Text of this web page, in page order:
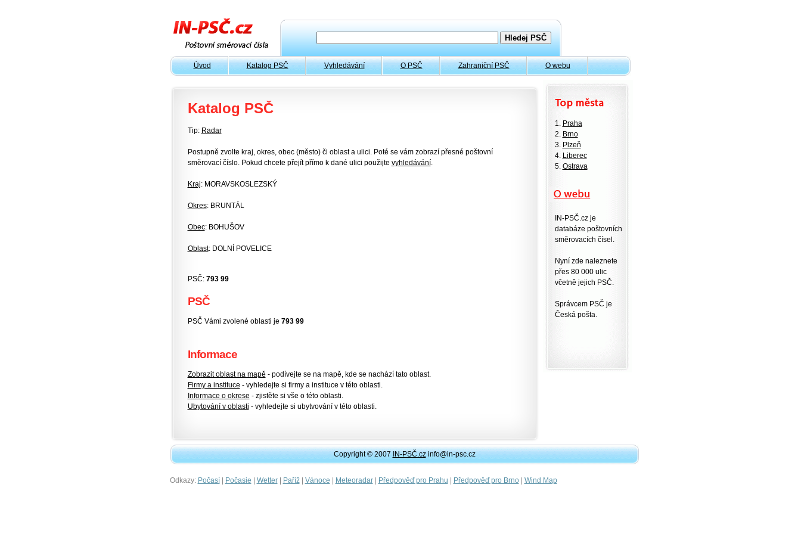
Úvod Katalog PSČ Vyhledávání O PSČ Zahraniční PSČ O webu
Katalog PSČ
Tip: Radar
Postupně zvolte kraj, okres, obec (město) či oblast a ulici. Poté se vám zobrazí přesné poštovní
směrovací číslo. Pokud chcete přejít přímo k dané ulici použijte vyhledávání.
Kraj: MORAVSKOSLEZSKÝ
Okres: BRUNTÁL
Obec: BOHUŠOV
Oblast: DOLNÍ POVELICE
PSČ: 793 99
PSČ
PSČ Vámi zvolené oblasti je 793 99
Informace
Zobrazit oblast na mapě - podívejte se na mapě, kde se nachází tato oblast.
Firmy a instituce - vyhledejte si firmy a instituce v této oblasti.
Informace o okrese - zjistěte si vše o této oblasti.
Ubytování v oblasti - vyhledejte si ubytvování v této oblasti.
1. Praha
2. Brno
3. Plzeň
4. Liberec
5. Ostrava
IN-PSČ.cz je
databáze poštovních
směrovacích čísel.
Nyní zde naleznete
přes 80 000 ulic
včetně jejich PSČ.
Správcem PSČ je
Česká pošta.
Copyright © 2007IN-PSČ.czinfo@in-psc.cz
Odkazy: Počasí| Počasie | Wetter| Paříž| Vánoce | Meteoradar| Předpověď pro Prahu | Předpověď pro Brno| Wind Map